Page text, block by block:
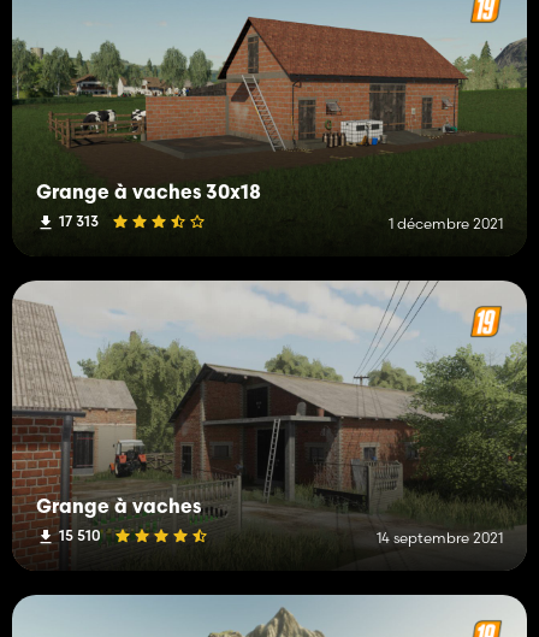
Grange à vaches 30x18
17 313 1 décembre 2021
Grange à vaches
15 510 14 septembre 2021